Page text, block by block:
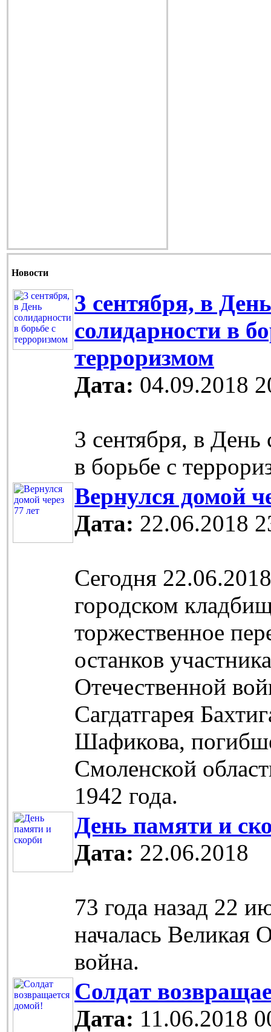
Новости
3 сентября, в День
солидарности в
терроризмом
Дата: 04.09.2018
3 сентября, в День
в борьбе с
Вернулся домой
Дата: 22.06.2018
Сегодня
городском
торжественное
останков
Отечественной
Сагдатгарея
Шафикова,
Смоленской
1942 года.
День памяти и
Дата: 22.06.2018
73 года назад 22
началась Великая
война.
Солдат
Дата: 11.06.2018